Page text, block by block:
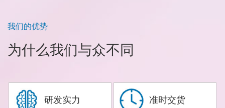
我们的优势
为什么我们与众不同
研发实力 准时交货